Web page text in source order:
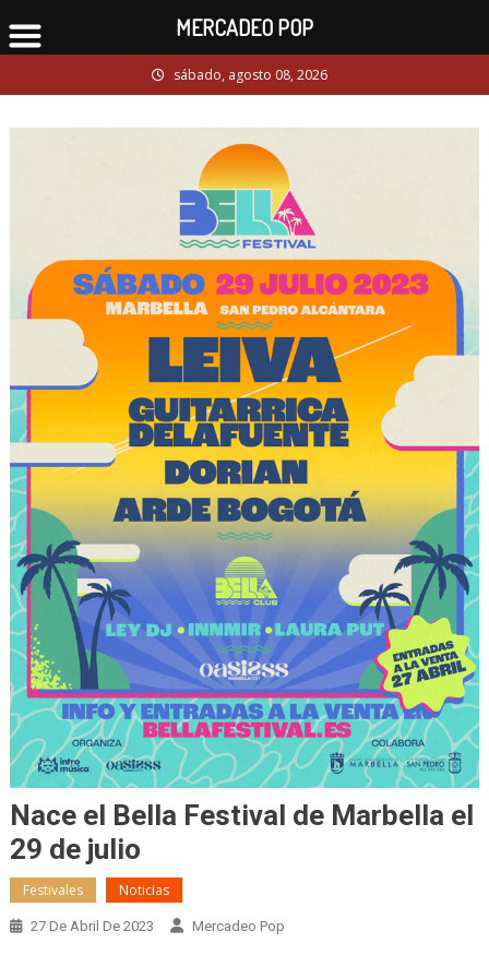
to
sábado, agosto 08, 2026
Nace el Bella Festival de Marbella el
29 de julio
Festivales Noticias
27 De Abril De 2023 Mercadeo Pop
MERCADEO POP